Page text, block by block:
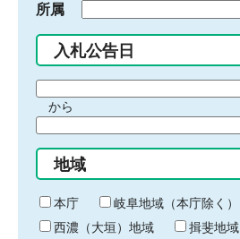
所属
入札公告日
間
始
り
から
間
終
わ
り
地域
本庁
岐阜地域（本庁除く）
西濃（大垣）地域
揖斐地域